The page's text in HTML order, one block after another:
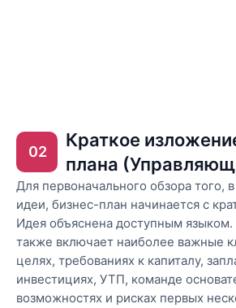
02
Краткое
плана
Для первоначального обзора того,
идеи, бизнес-план начинается с
Идея объяснена доступным языком.
также включает наиболее важные
целях, требованиях к капиталу,
инвестициях, УТП, команде
возможностях и рисках первых